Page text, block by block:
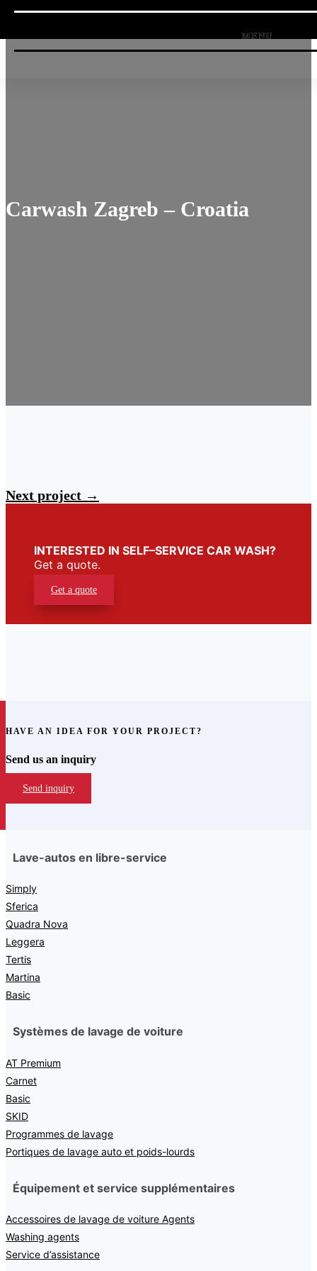
Carwash Zagreb – Croatia
Next project →
INTERESTED IN SELF–SERVICE CAR WASH?
Get a quote.
Get a quote
HAVE AN IDEA FOR YOUR PROJECT?
Send us an inquiry
Send inquiry
Lave-autos en libre-service
Simply
Sferica
Quadra Nova
Leggera
Tertis
Martina
Basic
Systèmes de lavage de voiture
AT Premium
Carnet
Basic
SKID
Programmes de lavage
Portiques de lavage auto et poids-lourds
Équipement et service supplémentaires
Accessoires de lavage de voiture Agents
Washing agents
Service d’assistance